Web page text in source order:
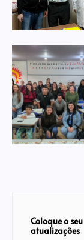
Coloque o
atualizações